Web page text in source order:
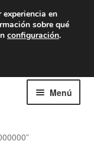
a 4 p. m.
Menú
en
sobre qué
configuración.